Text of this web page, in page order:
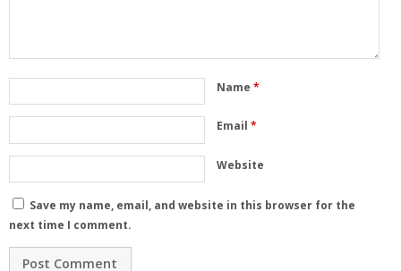
Name *
Email *
Website
Save my name, email, and website in this browser for the
next time I comment.